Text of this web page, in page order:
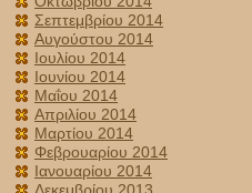
Σεπτεμβρίου 2014
Αυγούστου 2014
Ιουλίου 2014
Ιουνίου 2014
Μαΐου 2014
Απριλίου 2014
Μαρτίου 2014
Φεβρουαρίου 2014
Ιανουαρίου 2014